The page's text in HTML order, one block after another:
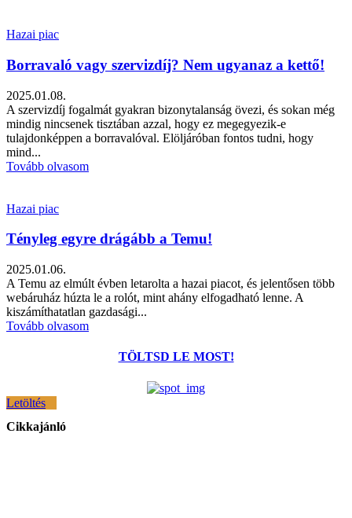
Hazai piac
Borravaló vagy szervizdíj? Nem ugyanaz a kettő!
2025.01.08.
A szervizdíj fogalmát gyakran bizonytalanság övezi, és sokan még
mindig nincsenek tisztában azzal, hogy ez megegyezik-e
tulajdonképpen a borravalóval. Elöljáróban fontos tudni, hogy
mind...
Tovább olvasom
Hazai piac
Tényleg egyre drágább a Temu!
2025.01.06.
A Temu az elmúlt évben letarolta a hazai piacot, és jelentősen több
webáruház húzta le a rolót, mint ahány elfogadható lenne. A
kiszámíthatatlan gazdasági...
Tovább olvasom
TÖLTSD LE MOST!
Letöltés
Cikkajánló